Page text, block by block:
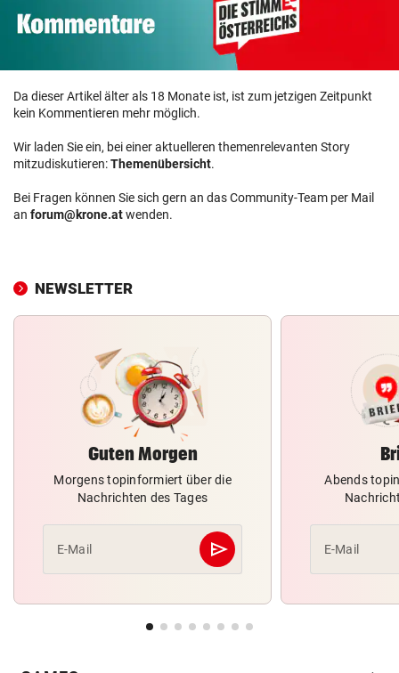
Da dieser Artikel älter als 18 Monate ist, ist zum jetzigen Zeitpunkt
kein Kommentieren mehr möglich.
Wir laden Sie ein, bei einer aktuelleren themenrelevanten Story
mitzudiskutieren:Themenübersicht.
Bei Fragen können Sie sich gern an das Community-Team per Mail
an forum@krone.atwenden.
NEWSLETTER
Guten Morgen
Morgens topinformiert über die
Nachrichten des Tages
E-Mail send
Abschicken
Abends
E-Mail